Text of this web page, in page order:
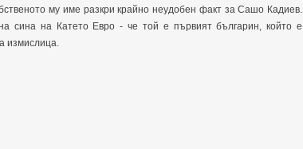
му име разкри крайно неудобен факт за Сашо Кадиев.
сина на Катето Евро - че той е първият българин, който е
измислица.